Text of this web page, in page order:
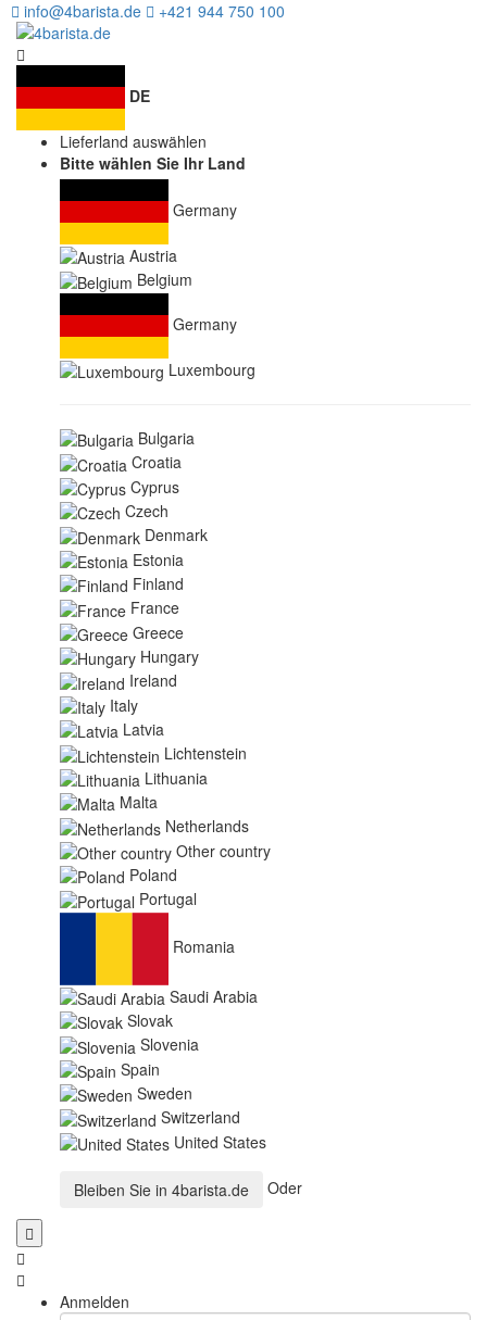
info@4barista.de +421 944 750 100
DE
Lieferland auswählen
Bitte wählen Sie Ihr Land
Germany
Austria
Belgium
Germany
Luxembourg
Bulgaria
Croatia
Cyprus
Czech
Denmark
Estonia
Finland
France
Greece
Hungary
Ireland
Italy
Latvia
Lichtenstein
Lithuania
Malta
Netherlands
Other country
Poland
Portugal
Romania
Saudi Arabia
Slovak
Slovenia
Spain
Sweden
Switzerland
United States
Bleiben Sie in 4barista.de Oder
Anmelden